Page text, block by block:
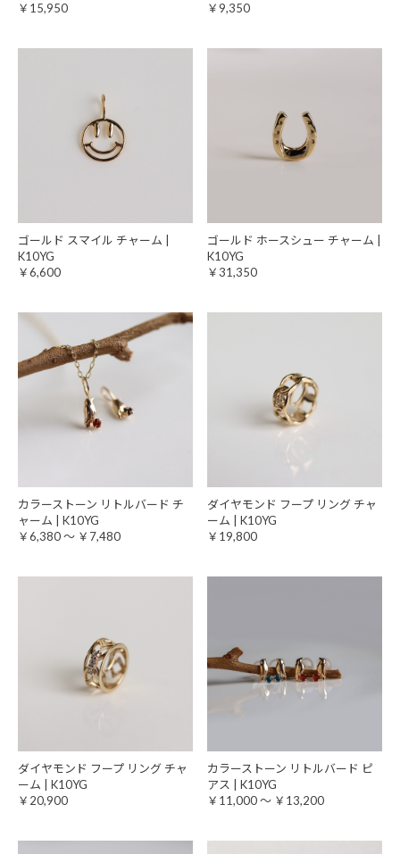
￥15,950
￥9,350
ゴールド スマイル チャーム |
K10YG
￥6,600
ゴールド ホースシュー チャーム |
K10YG
￥31,350
カラーストーン リトルバード チ
ャーム | K10YG
￥6,380 ～ ￥7,480
ダイヤモンド フープ リング チャ
ーム | K10YG
￥19,800
ダイヤモンド フープ リング チャ
ーム | K10YG
￥20,900
カラーストーン リトルバード ピ
アス | K10YG
￥11,000 ～ ￥13,200